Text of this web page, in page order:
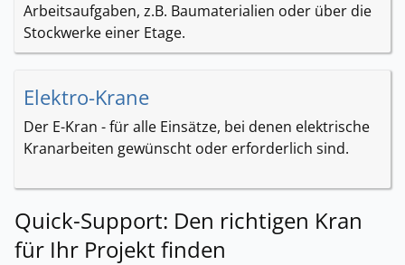
Arbeitsaufgaben, z.B. Baumaterialien oder über die
Stockwerke einer Etage.
Elektro-Krane
Der E-Kran - für alle Einsätze, bei denen elektrische
Kranarbeiten gewünscht oder erforderlich sind.
Quick-Support: Den richtigen Kran
für Ihr Projekt finden